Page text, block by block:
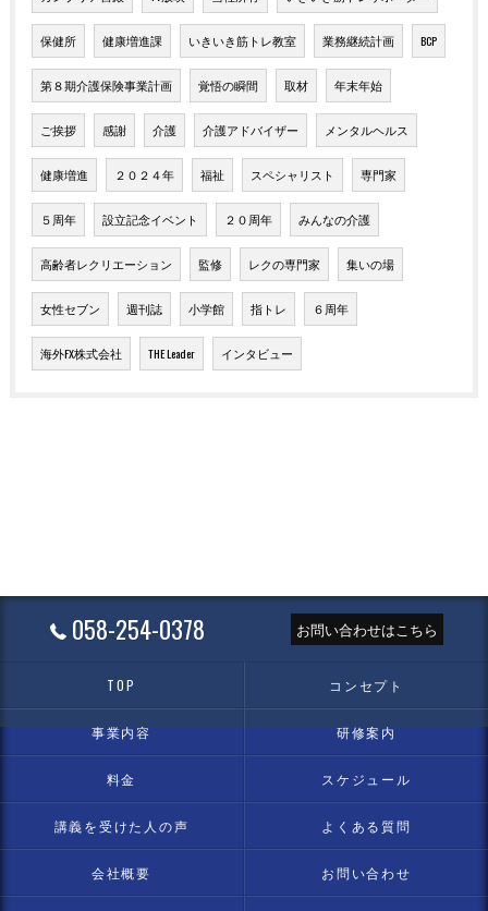
保健所 健康増進課 いきいき筋トレ教室 業務継続計画 BCP
第８期介護保険事業計画 覚悟の瞬間 取材 年末年始
ご挨拶 感謝 介護 介護アドバイザー メンタルヘルス
健康増進 ２０２４年 福祉 スペシャリスト 専門家
５周年 設立記念イベント ２０周年 みんなの介護
高齢者レクリエーション 監修 レクの専門家 集いの場
女性セブン 週刊誌 小学館 指トレ ６周年
海外FX株式会社 THE Leader インタビュー
058-254-0378 お問い合わせはこちら
TOP コンセプト
事業内容 研修案内
料金 スケジュール
講義を受けた人の声 よくある質問
会社概要 お問い合わせ